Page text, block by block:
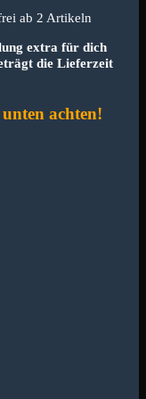
ab 2 Artikeln
extra für dich
die Lieferzeit
achten!